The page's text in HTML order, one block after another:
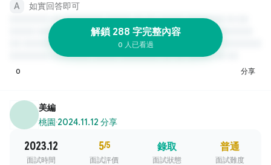
如實回答即可
解鎖 288 字完整內容
0 人已看過
0 分享
美編
桃園·2024.11.12 分享
2023.12
面試時間
5/5
面試評價
錄取
面試狀態
普通
面試難度